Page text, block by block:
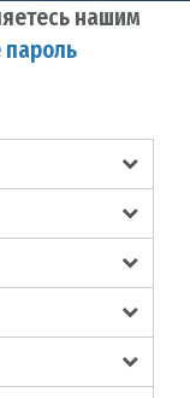
нашим
пароль